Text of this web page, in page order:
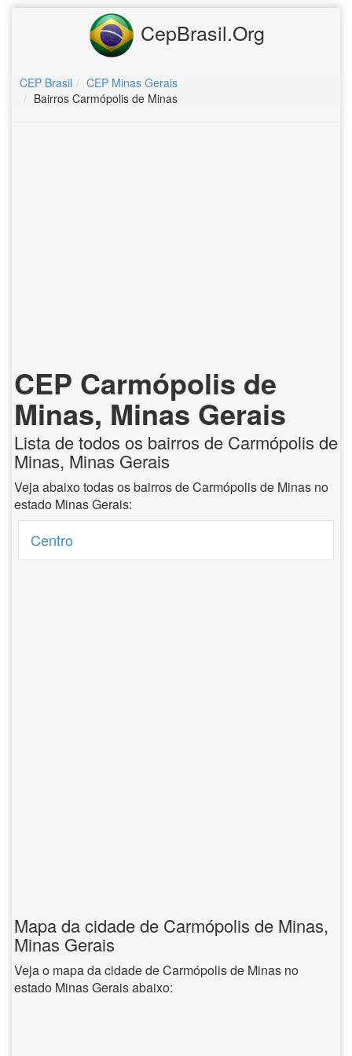
CepBrasil.Org
CEP Brasil
CEP Minas Gerais
Bairros Carmópolis de Minas
CEP Carmópolis de
Minas, Minas Gerais
Lista de todos os bairros de Carmópolis de
Minas, Minas Gerais
Veja abaixo todas os bairros de Carmópolis de Minas no
estado Minas Gerais:
Centro
Mapa da cidade de Carmópolis de Minas,
Minas Gerais
Veja o mapa da cidade de Carmópolis de Minas no
estado Minas Gerais abaixo: